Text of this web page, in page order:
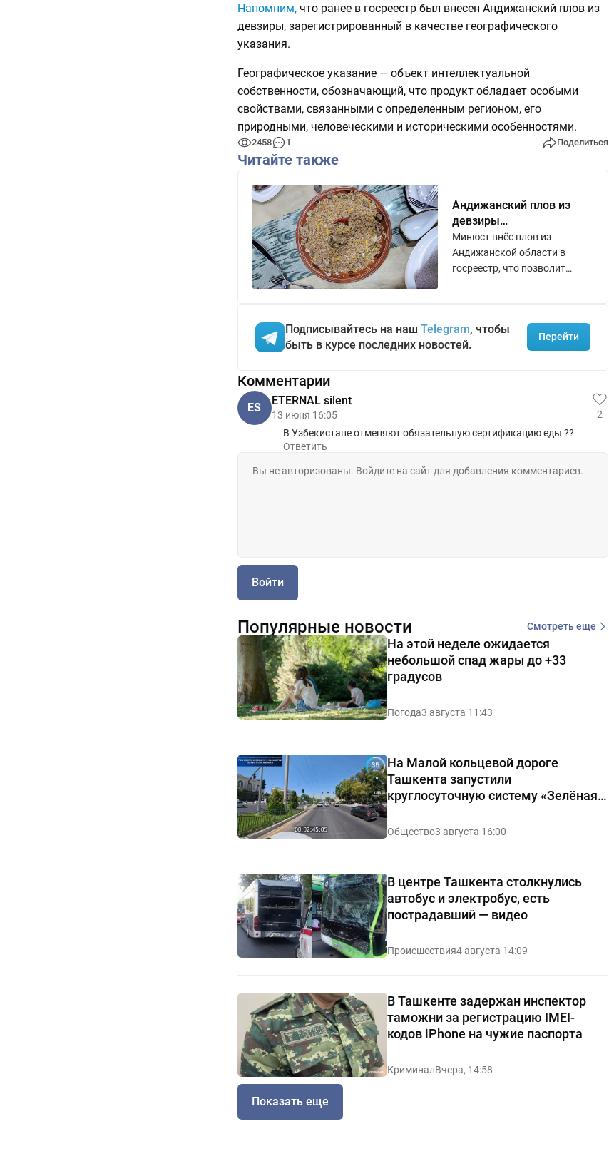
Напомним,что ранее в госреестр был внесен Андижанский плов из
девзиры, зарегистрированный в качестве географического
указания.
Географическое указание — объект интеллектуальной
собственности, обозначающий, что продукт обладает особыми
свойствами, связанными с определенным регионом, его
природными, человеческими и историческими особенностями.
2458 1 Поделиться
Читайте также
Андижанский плов из
девзиры
зарегистрирован в
качестве
географического
Минюст внёс плов из
Андижанской области в
госреестр, что позволит
приготовления.
Подписывайтесь на наш Telegram, чтобы
быть в курсе последних новостей.
Перейти
Комментарии
ES ETERNAL silent
13 июня 16:05
2
В Узбекистане отменяют обязательную сертификацию еды ??
Ответить
Войти
Популярные новости Смотреть еще
На этой неделе ожидается
небольшой спад жары до +33
градусов
Погода3 августа 11:43
На Малой кольцевой дороге
Ташкента запустили
круглосуточную систему «Зелёная
волна»
Общество3 августа 16:00
В центре Ташкента столкнулись
автобус и электробус, есть
пострадавший — видео
Происшествия4 августа 14:09
В Ташкенте задержан инспектор
таможни за регистрацию IMEI-
кодов iPhone на чужие паспорта
КриминалВчера, 14:58
Показать еще